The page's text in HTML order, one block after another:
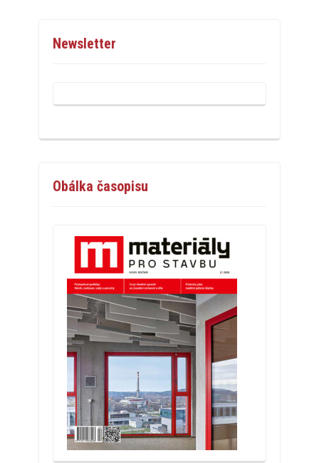
Newsletter
Obálka časopisu